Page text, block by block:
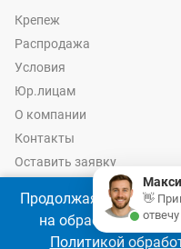
Крепеж
Распродажа
Условия
Юр.лицам
О компании
Контакты
Оставить заявку
Калькулятор крепежа
Продолжая
на обработку
Политикой
👋